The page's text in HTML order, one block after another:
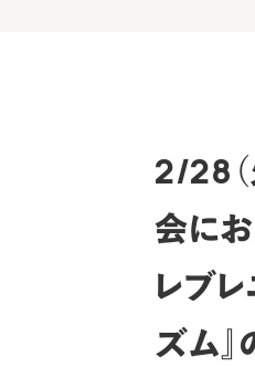
2/28
会に
レブ
ズム